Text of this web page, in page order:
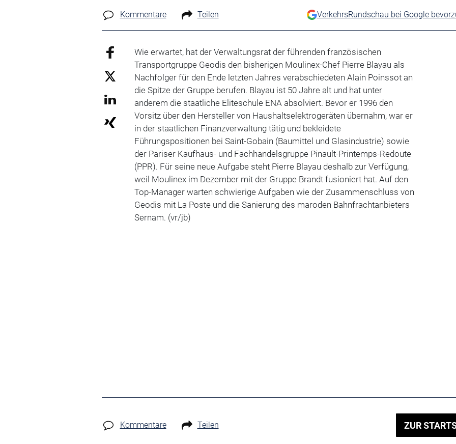
Kommentare Teilen VerkehrsRundschau bei Google
Wie erwartet, hat der Verwaltungsrat der führenden französischen
Transportgruppe Geodis den bisherigen Moulinex-Chef Pierre Blayau als
Nachfolger für den Ende letzten Jahres verabschiedeten Alain Poinssot an
die Spitze der Gruppe berufen. Blayau ist 50 Jahre alt und hat unter
anderem die staatliche Eliteschule ENA absolviert. Bevor er 1996 den
Vorsitz über den Hersteller von Haushaltselektrogeräten übernahm, war er
in der staatlichen Finanzverwaltung tätig und bekleidete
Führungspositionen bei Saint-Gobain (Baumittel und Glasindustrie) sowie
der Pariser Kaufhaus- und Fachhandelsgruppe Pinault-Printemps-Redoute
(PPR). Für seine neue Aufgabe steht Pierre Blayau deshalb zur Verfügung,
weil Moulinex im Dezember mit der Gruppe Brandt fusioniert hat. Auf den
Top-Manager warten schwierige Aufgaben wie der Zusammenschluss von
Geodis mit La Poste und die Sanierung des maroden Bahnfrachtanbieters
Sernam. (vr/jb)
Kommentare Teilen ZUR